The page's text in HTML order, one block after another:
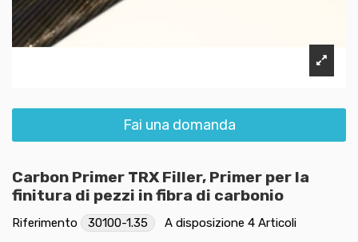
Fai una domanda
Carbon Primer TRX Filler, Primer per la
finitura di pezzi in fibra di carbonio
Riferimento 30100-1.35 A disposizione 4 Articoli